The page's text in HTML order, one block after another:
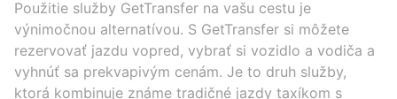
Použitie služby GetTransfer na vašu cestu je
výnimočnou alternatívou. S GetTransfer si môžete
rezervovať jazdu vopred, vybrať si vozidlo a vodiča a
vyhnúť sa prekvapivým cenám. Je to druh služby,
ktorá kombinuje známe tradičné jazdy taxíkom s